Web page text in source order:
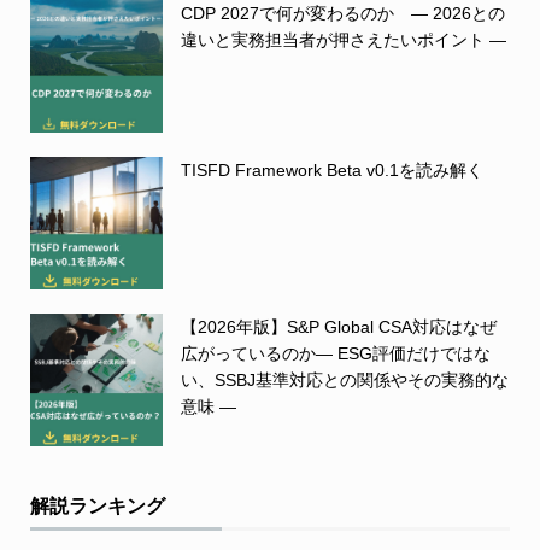
CDP 2027で何が変わるのか ― 2026との
違いと実務担当者が押さえたいポイント ―
TISFD Framework Beta v0.1を読み解く
【2026年版】S&P Global CSA対応はなぜ
広がっているのか― ESG評価だけではな
い、SSBJ基準対応との関係やその実務的な
意味 ―
解説ランキング